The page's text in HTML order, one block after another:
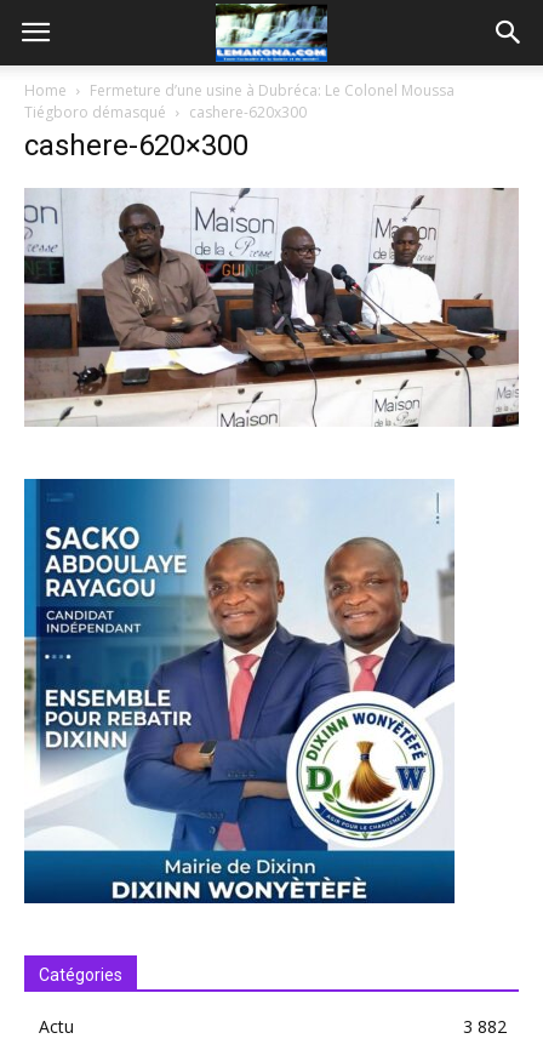
Home
Fermeture d’une usine à Dubréca: Le Colonel Moussa
Tiégboro démasqué
cashere-620x300
cashere-620×300
Catégories
Actu
3 882